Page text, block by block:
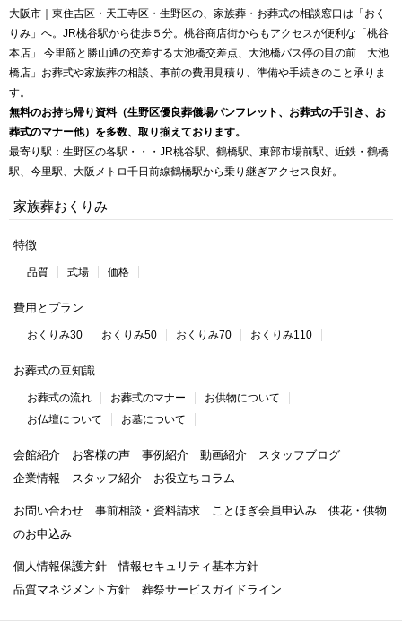
大阪市｜東住吉区・天王寺区・生野区の、家族葬・お葬式の相談窓口は「おく
りみ」へ。JR桃谷駅から徒歩５分。桃谷商店街からもアクセスが便利な「桃谷
本店」 今里筋と勝山通の交差する大池橋交差点、大池橋バス停の目の前「大池
橋店」お葬式や家族葬の相談、事前の費用見積り、準備や手続きのこと承りま
す。
無料のお持ち帰り資料（生野区優良葬儀場パンフレット、お葬式の手引き、お
葬式のマナー他）を多数、取り揃えております。
最寄り駅：生野区の各駅・・・JR桃谷駅、鶴橋駅、東部市場前駅、近鉄・鶴橋
駅、今里駅、大阪メトロ千日前線鶴橋駅から乗り継ぎアクセス良好。
家族葬おくりみ
特徴
品質 式場 価格
費用とプラン
おくりみ30 おくりみ50 おくりみ70 おくりみ110
お葬式の豆知識
お葬式の流れ お葬式のマナー
お供物について
お仏壇について
お墓について
会館紹介 お客様の声 事例紹介 動画紹介
スタッフブログ
企業情報
スタッフ紹介 お役立ちコラム
お問い合わせ 事前相談・資料請求 ことほぎ会員申込み
供花・供物
のお申込み
個人情報保護方針
情報セキュリティ基本方針
品質マネジメント方針
葬祭サービスガイドライン